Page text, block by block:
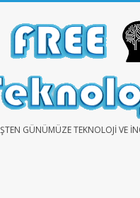
GÜNÜMÜZE TEKNOLOJI VE